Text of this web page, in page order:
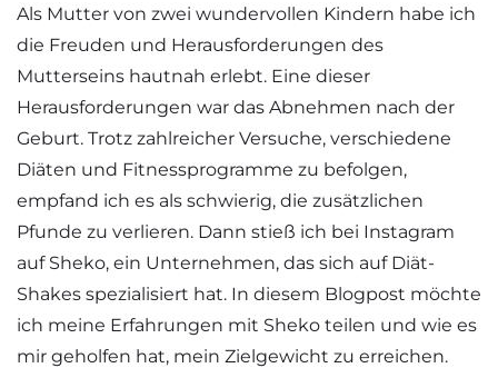
Als Mutter von zwei wundervollen Kindern habe ich
die Freuden und Herausforderungen des
Mutterseins hautnah erlebt. Eine dieser
Herausforderungen war das Abnehmen nach der
Geburt. Trotz zahlreicher Versuche, verschiedene
Diäten und Fitnessprogramme zu befolgen,
empfand ich es als schwierig, die zusätzlichen
Pfunde zu verlieren. Dann stieß ich bei Instagram
auf Sheko, ein Unternehmen, das sich auf Diät-
Shakes spezialisiert hat. In diesem Blogpost möchte
ich meine Erfahrungen mit Sheko teilen und wie es
mir geholfen hat, mein Zielgewicht zu erreichen.